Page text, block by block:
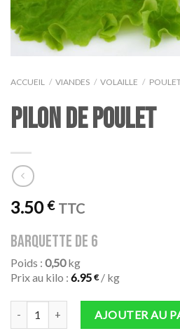
ACCUEIL / VIANDES / VOLAILLE /
PILON DE POULET
3.50€ TTC
barquette de 6
Poids : 0,50kg
Prix au kilo : 6.95 €/ kg
quantité de PILON DE POULET
AJOUTER AU